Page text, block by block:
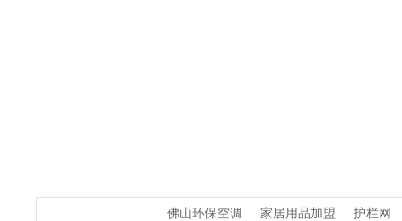
佛山环保空调 家居用品加盟 护栏网